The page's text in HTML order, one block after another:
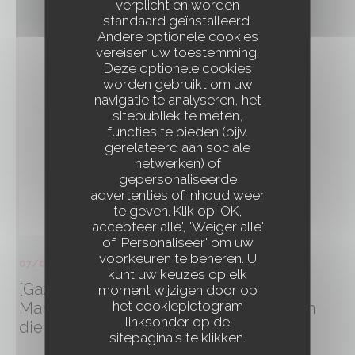
verplicht en worden
standaard geïnstalleerd.
Andere optionele cookies
vereisen uw toestemming.
Deze optionele cookies
worden gebruikt om uw
navigatie te analyseren, het
sitepubliek te meten,
functies te bieden (bijv.
gerelateerd aan sociale
netwerken) of
gepersonaliseerde
advertenties of inhoud weer
te geven. Klik op 'OK,
accepteer alle', 'Weiger alle'
of 'Personaliseer' om uw
voorkeuren te beheren. U
kunt uw keuzes op elk
moment wijzigen door op
het cookiepictogram
linksonder op de
sitepagina's te klikken.
[Gazet van Antwerpen] Zomerbar ‘Bar
Marie’: “Wij geven een kans aan mensen
die uit de boot dreigen te vallen”